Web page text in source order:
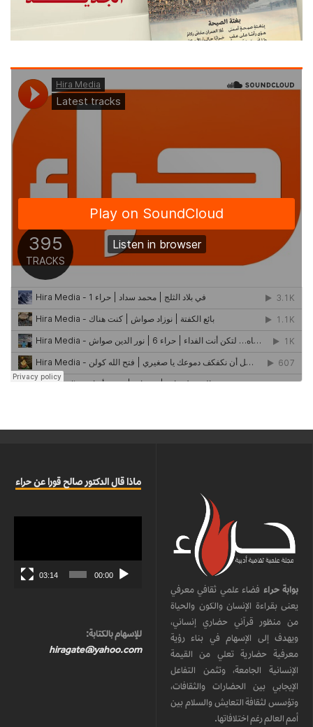
بوابة حراء فضاء علمي ثقافي معرفي
يعنى بقراءة الإنسان والكون والحياة
من منظور قرآني حضاري إنساني،
ويهدف إلى الإسهام في بناء رؤية
معرفية حضارية تعلي من القيمة
الإنسانية الجامعة، وتثمن التفاعل
الإيجابي بين الحضارات والثقافات،
وتؤسس لثقافة التعايش والسلام بين
أمم العالم رغم اختلافاتها.
ماذا قال الدكتور صالح قورا عن حراء
00:00
03:14
للإسهام بالكتابة:
hiragate@yahoo.com